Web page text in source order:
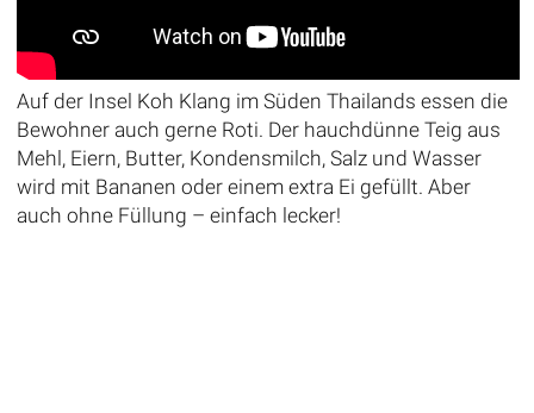
Auf der Insel Koh Klang im Süden Thailands essen die
Bewohner auch gerne Roti. Der hauchdünne Teig aus
Mehl, Eiern, Butter, Kondensmilch, Salz und Wasser
wird mit Bananen oder einem extra Ei gefüllt. Aber
auch ohne Füllung – einfach lecker!